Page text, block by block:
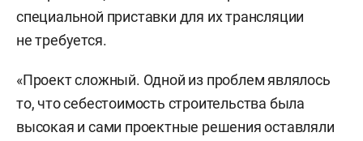
специальной приставки для их трансляции
не требуется.
«Проект сложный. Одной из проблем являлось
то, что себестоимость строительства была
высокая и сами проектные решения оставляли